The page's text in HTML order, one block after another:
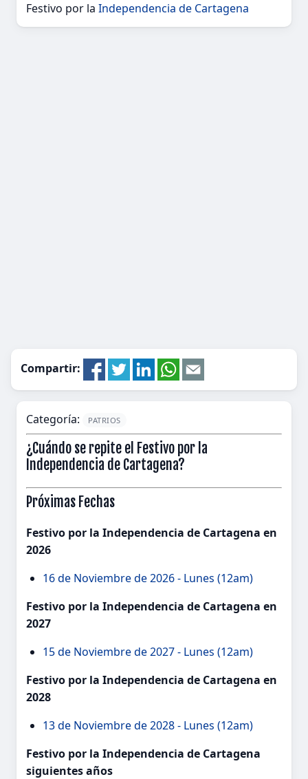
Festivo por la Independencia de Cartagena
Compartir:
Categoría: PATRIOS
¿Cuándo se repite el Festivo por la
Independencia de Cartagena?
Próximas Fechas
Festivo por la Independencia de Cartagena en
2026
16 de Noviembre de 2026 - Lunes (12am)
Festivo por la Independencia de Cartagena en
2027
15 de Noviembre de 2027 - Lunes (12am)
Festivo por la Independencia de Cartagena en
2028
13 de Noviembre de 2028 - Lunes (12am)
Festivo por la Independencia de Cartagena
siguientes años